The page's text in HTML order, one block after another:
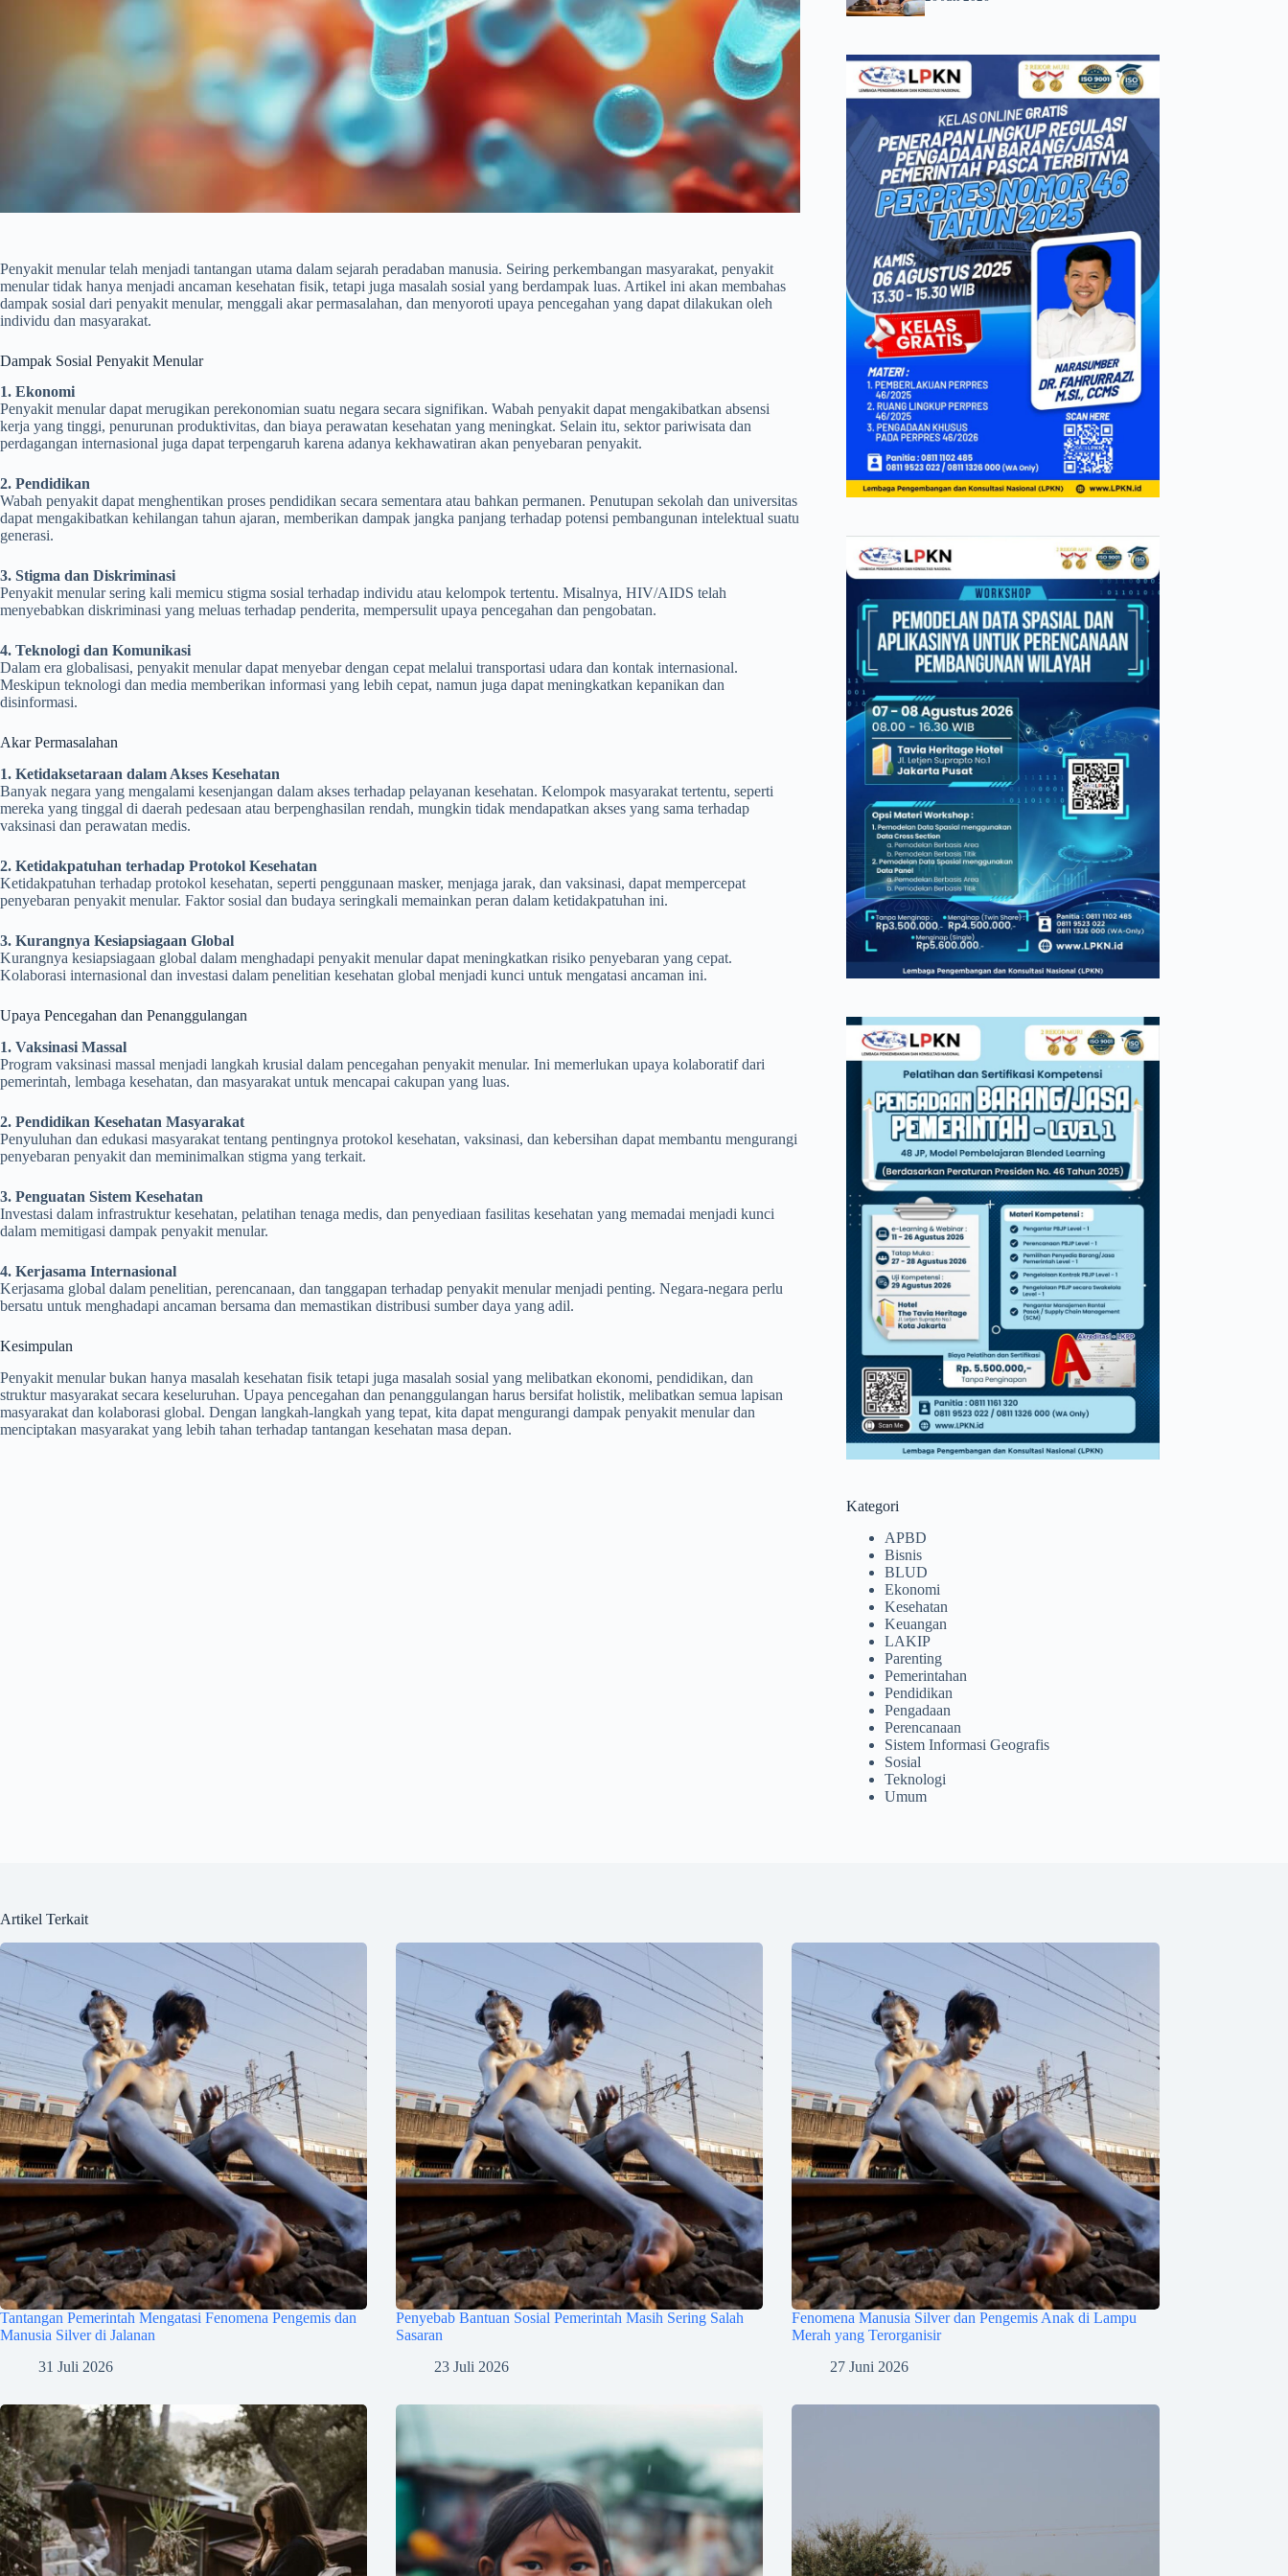
Penyakit menular telah menjadi tantangan utama dalam sejarah peradaban manusia. Seiring perkembangan masyarakat, penyakit
menular tidak hanya menjadi ancaman kesehatan fisik, tetapi juga masalah sosial yang berdampak luas. Artikel ini akan membahas
dampak sosial dari penyakit menular, menggali akar permasalahan, dan menyoroti upaya pencegahan yang dapat dilakukan oleh
individu dan masyarakat.
Dampak Sosial Penyakit Menular
1. Ekonomi
Penyakit menular dapat merugikan perekonomian suatu negara secara signifikan. Wabah penyakit dapat mengakibatkan absensi
kerja yang tinggi, penurunan produktivitas, dan biaya perawatan kesehatan yang meningkat. Selain itu, sektor pariwisata dan
perdagangan internasional juga dapat terpengaruh karena adanya kekhawatiran akan penyebaran penyakit.
2. Pendidikan
Wabah penyakit dapat menghentikan proses pendidikan secara sementara atau bahkan permanen. Penutupan sekolah dan universitas
dapat mengakibatkan kehilangan tahun ajaran, memberikan dampak jangka panjang terhadap potensi pembangunan intelektual suatu
generasi.
3. Stigma dan Diskriminasi
Penyakit menular sering kali memicu stigma sosial terhadap individu atau kelompok tertentu. Misalnya, HIV/AIDS telah
menyebabkan diskriminasi yang meluas terhadap penderita, mempersulit upaya pencegahan dan pengobatan.
4. Teknologi dan Komunikasi
Dalam era globalisasi, penyakit menular dapat menyebar dengan cepat melalui transportasi udara dan kontak internasional.
Meskipun teknologi dan media memberikan informasi yang lebih cepat, namun juga dapat meningkatkan kepanikan dan
disinformasi.
Akar Permasalahan
1. Ketidaksetaraan dalam Akses Kesehatan
Banyak negara yang mengalami kesenjangan dalam akses terhadap pelayanan kesehatan. Kelompok masyarakat tertentu, seperti
mereka yang tinggal di daerah pedesaan atau berpenghasilan rendah, mungkin tidak mendapatkan akses yang sama terhadap
vaksinasi dan perawatan medis.
2. Ketidakpatuhan terhadap Protokol Kesehatan
Ketidakpatuhan terhadap protokol kesehatan, seperti penggunaan masker, menjaga jarak, dan vaksinasi, dapat mempercepat
penyebaran penyakit menular. Faktor sosial dan budaya seringkali memainkan peran dalam ketidakpatuhan ini.
3. Kurangnya Kesiapsiagaan Global
Kurangnya kesiapsiagaan global dalam menghadapi penyakit menular dapat meningkatkan risiko penyebaran yang cepat.
Kolaborasi internasional dan investasi dalam penelitian kesehatan global menjadi kunci untuk mengatasi ancaman ini.
Upaya Pencegahan dan Penanggulangan
1. Vaksinasi Massal
Program vaksinasi massal menjadi langkah krusial dalam pencegahan penyakit menular. Ini memerlukan upaya kolaboratif dari
pemerintah, lembaga kesehatan, dan masyarakat untuk mencapai cakupan yang luas.
2. Pendidikan Kesehatan Masyarakat
Penyuluhan dan edukasi masyarakat tentang pentingnya protokol kesehatan, vaksinasi, dan kebersihan dapat membantu mengurangi
penyebaran penyakit dan meminimalkan stigma yang terkait.
3. Penguatan Sistem Kesehatan
Investasi dalam infrastruktur kesehatan, pelatihan tenaga medis, dan penyediaan fasilitas kesehatan yang memadai menjadi kunci
dalam memitigasi dampak penyakit menular.
4. Kerjasama Internasional
Kerjasama global dalam penelitian, perencanaan, dan tanggapan terhadap penyakit menular menjadi penting. Negara-negara perlu
bersatu untuk menghadapi ancaman bersama dan memastikan distribusi sumber daya yang adil.
Kesimpulan
Penyakit menular bukan hanya masalah kesehatan fisik tetapi juga masalah sosial yang melibatkan ekonomi, pendidikan, dan
struktur masyarakat secara keseluruhan. Upaya pencegahan dan penanggulangan harus bersifat holistik, melibatkan semua lapisan
masyarakat dan kolaborasi global. Dengan langkah-langkah yang tepat, kita dapat mengurangi dampak penyakit menular dan
menciptakan masyarakat yang lebih tahan terhadap tantangan kesehatan masa depan.
Kategori
APBD
Bisnis
BLUD
Ekonomi
Kesehatan
Keuangan
LAKIP
Parenting
Pemerintahan
Pendidikan
Pengadaan
Perencanaan
Sistem Informasi Geografis
Sosial
Teknologi
Umum
Artikel Terkait
Tantangan Pemerintah Mengatasi Fenomena Pengemis dan
Manusia Silver di Jalanan
31 Juli 2026
Penyebab Bantuan Sosial Pemerintah Masih Sering Salah
Sasaran
23 Juli 2026
Fenomena Manusia Silver dan Pengemis Anak di Lampu
Merah yang Terorganisir
27 Juni 2026